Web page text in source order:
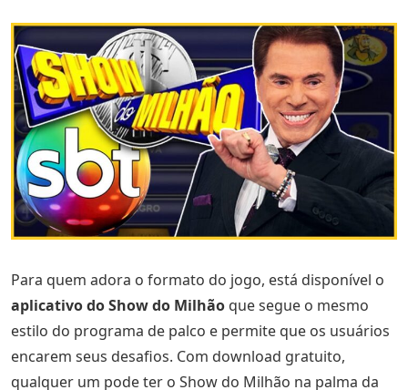
Para quem adora o formato do jogo, está disponível o
aplicativo do Show do Milhão que segue o mesmo
estilo do programa de palco e permite que os usuários
encarem seus desafios. Com download gratuito,
qualquer um pode ter o Show do Milhão na palma da